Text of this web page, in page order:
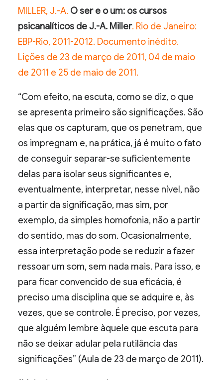
MILLER, J.-A. O ser e o um: os cursos
psicanalíticos de J.-A. Miller. Rio de Janeiro:
EBP-Rio, 2011-2012. Documento inédito.
Lições de 23 de março de 2011, 04 de maio
de 2011 e 25 de maio de 2011.
“Com efeito, na escuta, como se diz, o que
se apresenta primeiro são significações. São
elas que os capturam, que os penetram, que
os impregnam e, na prática, já é muito o fato
de conseguir separar-se suficientemente
delas para isolar seus significantes e,
eventualmente, interpretar, nesse nível, não
a partir da significação, mas sim, por
exemplo, da simples homofonia, não a partir
do sentido, mas do som. Ocasionalmente,
essa interpretação pode se reduzir a fazer
ressoar um som, sem nada mais. Para isso, e
para ficar convencido de sua eficácia, é
preciso uma disciplina que se adquire e, às
vezes, que se controle. É preciso, por vezes,
que alguém lembre àquele que escuta para
não se deixar adular pela rutilância das
significações” (Aula de 23 de março de 2011).